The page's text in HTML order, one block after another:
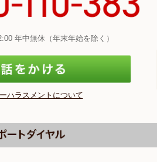
年中無休（年末年始を除く）
ハラスメントについて